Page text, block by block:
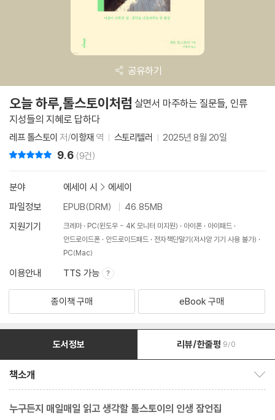
공유하기
오늘 하루,톨스토이처럼 살면서 마주하는 질문들, 인류
지성들의 지혜로 답하다
레프 톨스토이 저/이항재 역 스토리텔러 2025년 8월 20일
9.6 (9건)
분야 에세이 시 > 에세이
파일정보
EPUB(DRM)
46.85MB
지원기기
크레마 PC(윈도우 - 4K 모니터 미지원) 아이폰
아이패드
안드로이드폰
안드로이드패드
전자책단말기(저사양 기기 사용 불가)
PC(Mac)
이용안내 TTS 가능
종이책 구매 eBook 구매
도서정보 리뷰/한줄평 9/0
책소개
누구든지 매일매일 읽고 생각할 톨스토이의 인생 잠언집